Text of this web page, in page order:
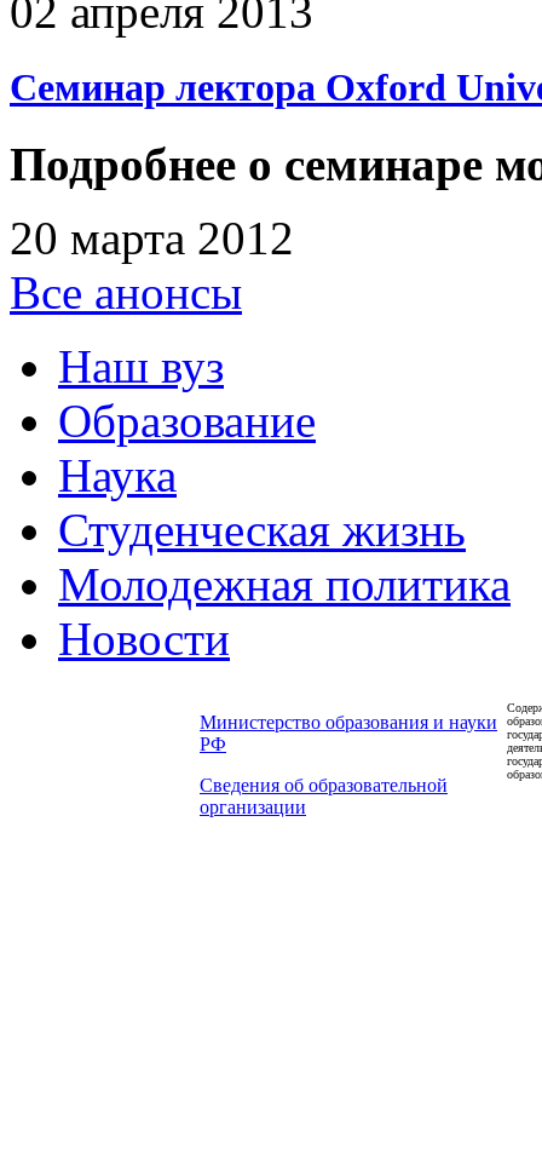
02 апреля 2013
Семинар лектора Oxford
Подробнее о семинаре
20 марта 2012
Все анонсы
Наш вуз
Образование
Наука
Студенческая жизнь
Молодежная политика
Новости
Министерство образования и науки
РФ
Сведения об образовательной
организации